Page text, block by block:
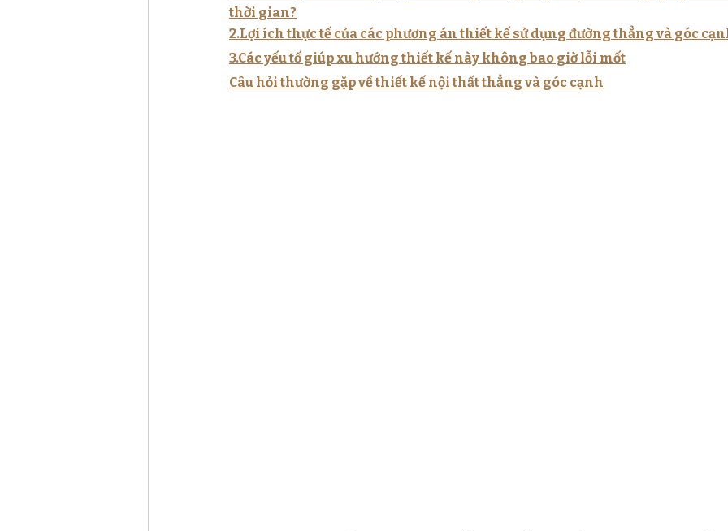
thời gian?
2.Lợi ích thực tế của các phương án thiết kế sử dụng đường thẳng và góc
3.Các yếu tố giúp xu hướng thiết kế này không bao giờ lỗi mốt
Câu hỏi thường gặp về thiết kế nội thất thẳng và góc cạnh